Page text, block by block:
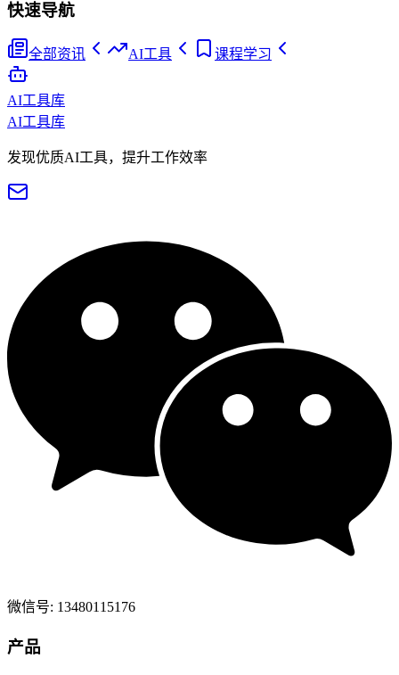
快速导航
全部资讯 AI工具 课程学习
AI工具库
AI工具库
发现优质AI工具，提升工作效率
微信号: 13480115176
产品